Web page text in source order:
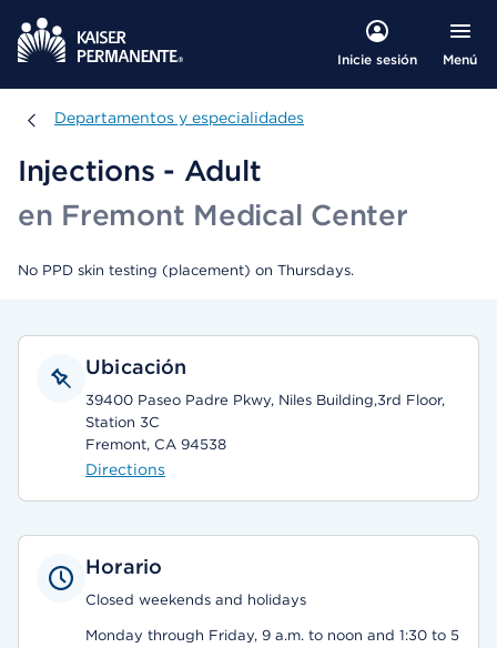
Inicie sesión Menú
Departamentos y especialidades
Departamentos y especialidades
Injections - Adult
en Fremont Medical Center
No PPD skin testing (placement) on Thursdays.
Ubicación
39400 Paseo Padre Pkwy, Niles Building,3rd Floor,
Station 3C
Fremont, CA 94538
Directions
Horario
Closed weekends and holidays
Monday through Friday, 9 a.m. to noon and 1:30 to 5